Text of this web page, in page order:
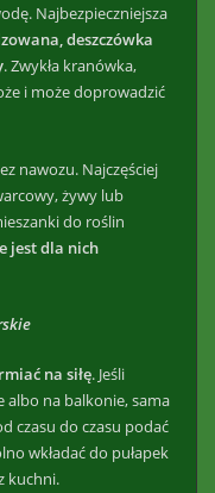
Najbezpieczniejsza
deszczówka
. Zwykła kranówka,
i może doprowadzić
nawozu. Najczęściej
żywy lub
do roślin
jest dla nich
na siłę. Jeśli
na balkonie, sama
czasu do czasu podać
wkładać do pułapek
kuchni.